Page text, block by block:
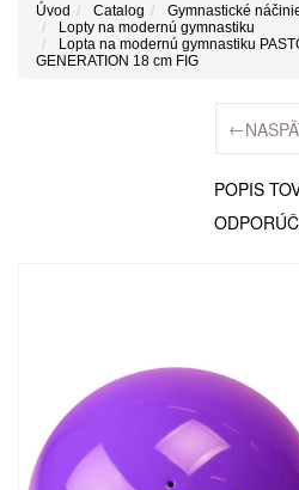
Úvod Catalog
Gymnastické
Lopty na modernú gymnastiku
Lopta na modernú gymnastiku
GENERATION 18 cm FIG
←
POPIS